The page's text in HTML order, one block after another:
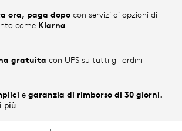
ora, paga dopo con servizi di opzioni di
come Klarna.
gratuita con UPS su tutti gli ordini
e garanzia di rimborso di 30 giorni.
più